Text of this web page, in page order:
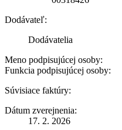
Dodávateľ:
Dodávatelia
Meno podpisujúcej osoby:
Funkcia podpisujúcej osoby:
Súvisiace faktúry:
Dátum zverejnenia:
17. 2. 2026